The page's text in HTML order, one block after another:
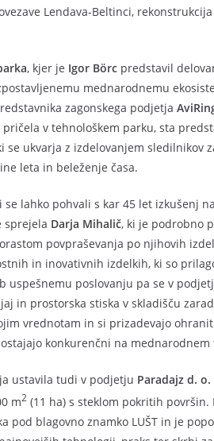
Lendava-Beltinci,
, kjer je Igor Börc predstavil
mednarodnemu
zagonskega podjetja
v tehnološkem parku, sta
se ukvarja z izdelovanjem sledilnikov
leta in beleženje časa.
se lahko pohvali s kar 45 let izkušenj
sprejela Darja Mihalič, ki je podrobno
povpraševanja po njihovih
in inovativnih izdelkih, ki so
uspešnemu poslovanju pa se v
in prostorska stiska v skladišču
vrednotam in si prizadevajo
konkurenčni na mednarodnem
ustavila tudi v podjetju Paradajz d. o.
m2 (11 ha) s steklom pokritih
pod blagovno znamko LUŠT in je